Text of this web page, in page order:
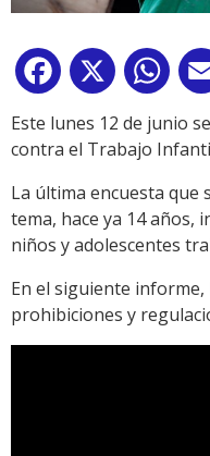
Facebook
X
Este lunes 12 de junio
contra el Trabajo
La última encuesta que
tema, hace ya 14 años,
niños y adolescentes
En el siguiente
prohibiciones y